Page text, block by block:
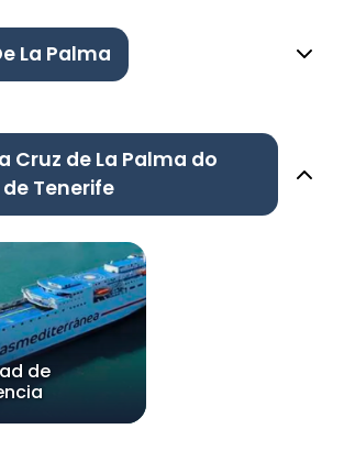
La Palma
Cruz de La Palma do
Tenerife
de